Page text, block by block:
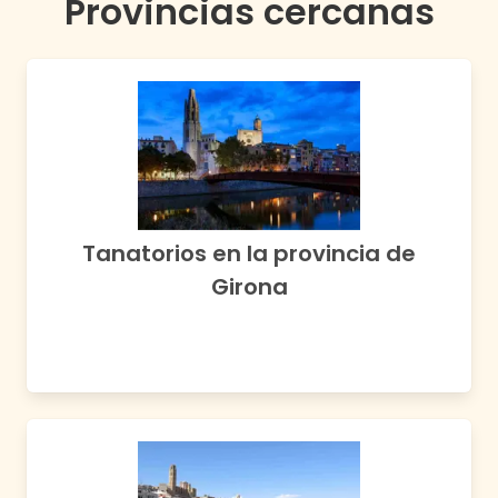
Provincias cercanas
Tanatorios en la provincia de
Girona